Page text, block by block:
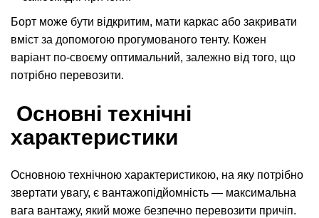
Борт може бути відкритим, мати каркас або закривати
вміст за допомогою прогумованого тенту. Кожен
варіант по-своєму оптимальний, залежно від того, що
потрібно перевозити.
Основні технічні
характеристики
Основною технічною характеристикою, на яку потрібно
звертати увагу, є вантажопідйомність — максимальна
вага вантажу, який може безпечно перевозити причіп.